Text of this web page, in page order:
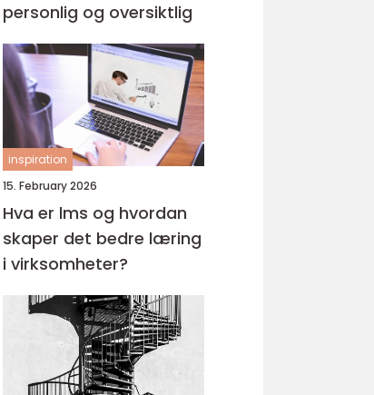
personlig og oversiktlig
inspiration
15. February 2026
Hva er lms og hvordan
skaper det bedre læring
i virksomheter?